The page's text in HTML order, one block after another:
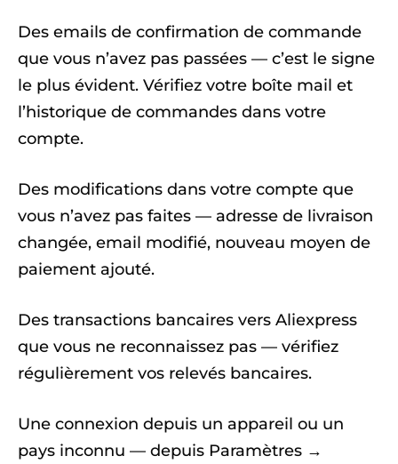
Des emails de confirmation de commande
que vous n’avez pas passées — c’est le signe
le plus évident. Vérifiez votre boîte mail et
l’historique de commandes dans votre
compte.
Des modifications dans votre compte que
vous n’avez pas faites — adresse de livraison
changée, email modifié, nouveau moyen de
paiement ajouté.
Des transactions bancaires vers Aliexpress
que vous ne reconnaissez pas — vérifiez
régulièrement vos relevés bancaires.
Une connexion depuis un appareil ou un
pays inconnu — depuis Paramètres →